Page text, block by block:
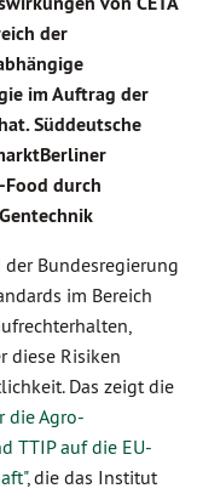
der
im Auftrag der
Süddeutsche
durch
Bundesregierung
im Bereich
diese Risiken
Das zeigt die
die Agro-
TTIP auf die EU-
, die das Institut